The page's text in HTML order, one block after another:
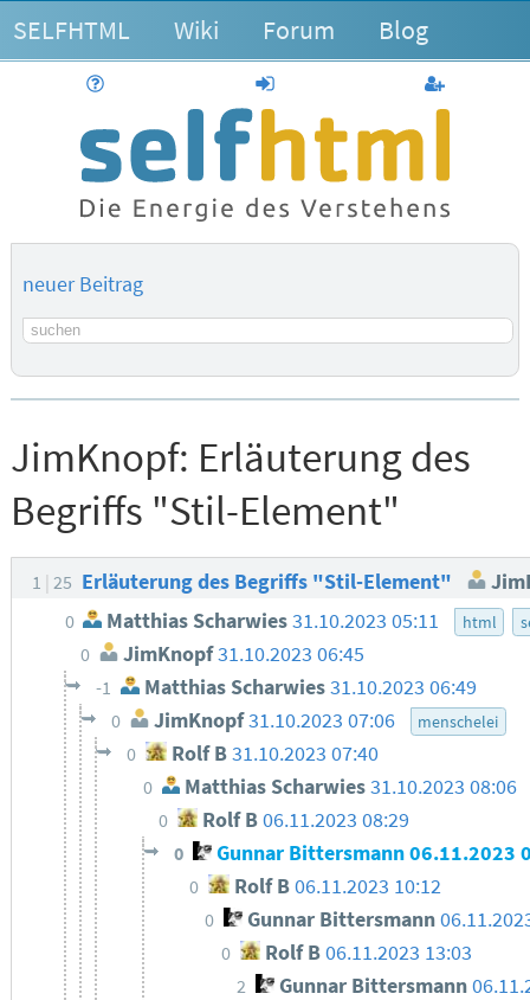
SELFHTML Wiki Forum Blog
anmelden
neuer Beitrag
Suchbegriff
JimKnopf: Erläuterung des
Begriffs "Stil-Element"
1 25 Erläuterung des Begriffs "Stil-Element"
0 Matthias Scharwies31.10.2023 05:11 html
0 JimKnopf 31.10.2023 06:45
-1 Matthias Scharwies31.10.2023 06:49
0 JimKnopf31.10.2023 07:06 menschelei
0 Rolf B31.10.2023 07:40
0 Matthias Scharwies31.10.2023 08:06
0 Rolf B06.11.2023 08:29
0 Gunnar Bittersmann06.11.2023
0 Rolf B06.11.2023 10:12
0 Gunnar Bittersmann
0 Rolf B06.11.2023 13:03
2 Gunnar Bittersmann